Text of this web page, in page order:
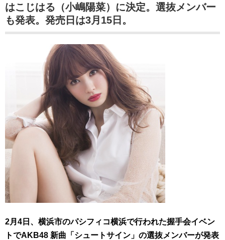
はこじはる（小嶋陽菜）に決定。選抜メンバー
も発表。発売日は3月15日。
2月4日、横浜市のパシフィコ横浜で行われた握手会イベン
トでAKB48 新曲「シュートサイン」の選抜メンバーが発表